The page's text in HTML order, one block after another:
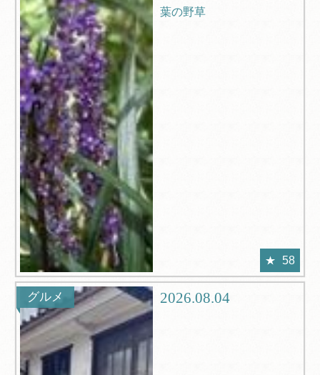
葉の野草
58
グルメ 2026.08.04